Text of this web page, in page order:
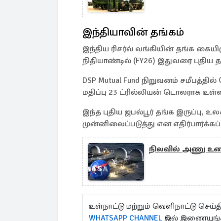
இந்தியாவின் தங்கம்
இந்திய ரிசர்வ் வங்கியின் தங்க
நிதியாண்டில் (FY26) இதுவரை
DSP Mutual Fund நிறுவனம்
மதிப்பு 23 ட்ரில்லியன் டொலராக
இந்த புதிய ஜபல்பூர் தங்க இருப்பு,
முன்னிலைப்படுத்து என
நிலவில் அணு
உள்நாட்டு மற்றும் வெளிநாட்டு
WHATSAPP CHANNEL இல்